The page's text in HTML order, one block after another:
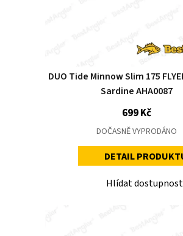
DUO Tide Minnow Slim 175
Sardine AHA0087
699 Kč
DOČASNĚ VYPRODÁNO
DETAIL
Hlídat dostupnost